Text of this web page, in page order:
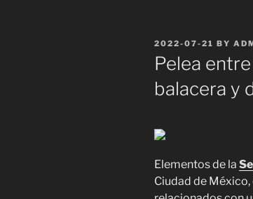
POSTED
ON
2022-07-21 BY
Pelea
balacera y
Elementos de la
Ciudad de